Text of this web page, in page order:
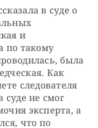
в суде о
и
по такому
была
Как
следователя
не смог
эксперта, а
что по